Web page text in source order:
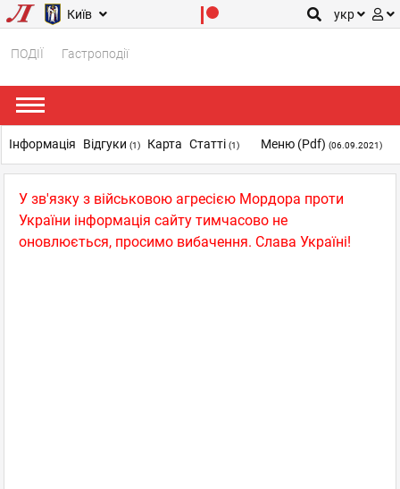
Київ укр
ПОДІЇ Гастроподії
У зв'язку з військовою агресією Мордора проти
України інформація сайту тимчасово не
оновлюється, просимо вибачення. Слава Україні!
Інформація Відгуки (1) Карта Статті (1) Меню (pdf) (06.09.2021)